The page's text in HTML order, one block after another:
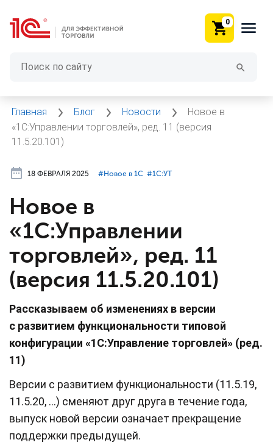
0
Главная Блог Новости
Новое в
«1С:Управлении торговлей», ред. 11 (версия
11.5.20.101)
18 ФЕВРАЛЯ 2025 #⁣Новое в 1С #⁣1С:УТ
Новое в
«1С:Управлении
торговлей», ред. 11
(версия 11.5.20.101)
Рассказываем об изменениях в версии
с развитием функциональности типовой
конфигурации «1С:Управление торговлей» (ред.
11)
Версии c развитием функциональности (11.5.19,
11.5.20, …) сменяют друг друга в течение года,
выпуск новой версии означает прекращение
поддержки предыдущей.